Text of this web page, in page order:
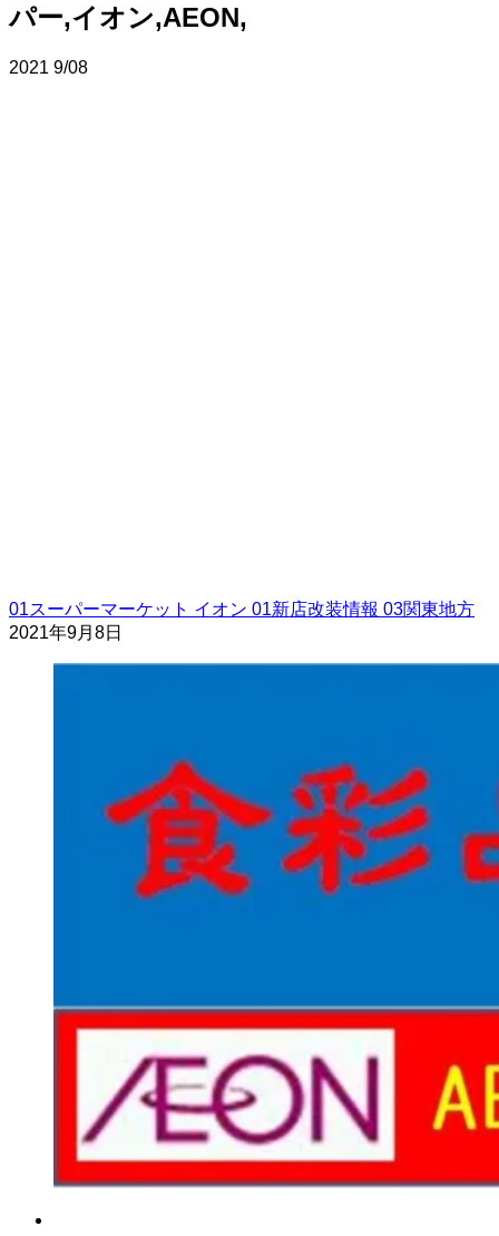
パー,イオン,AEON,
2021 9/08
01スーパーマーケット イオン 01新店改装情報 03関東地方
2021年9月8日